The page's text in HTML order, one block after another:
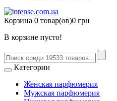
Корзина 0 товар(ов)0 грн
В корзине пусто!
Категории
Женская парфюмерия
Мужская парфюмерия